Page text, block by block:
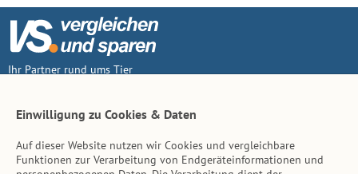
Ihr Partner rund ums Tier
Inhalt
Einwilligung zu Cookies & Daten
Auf dieser Website nutzen wir Cookies und vergleichbare
Funktionen zur Verarbeitung von Endgeräteinformationen und